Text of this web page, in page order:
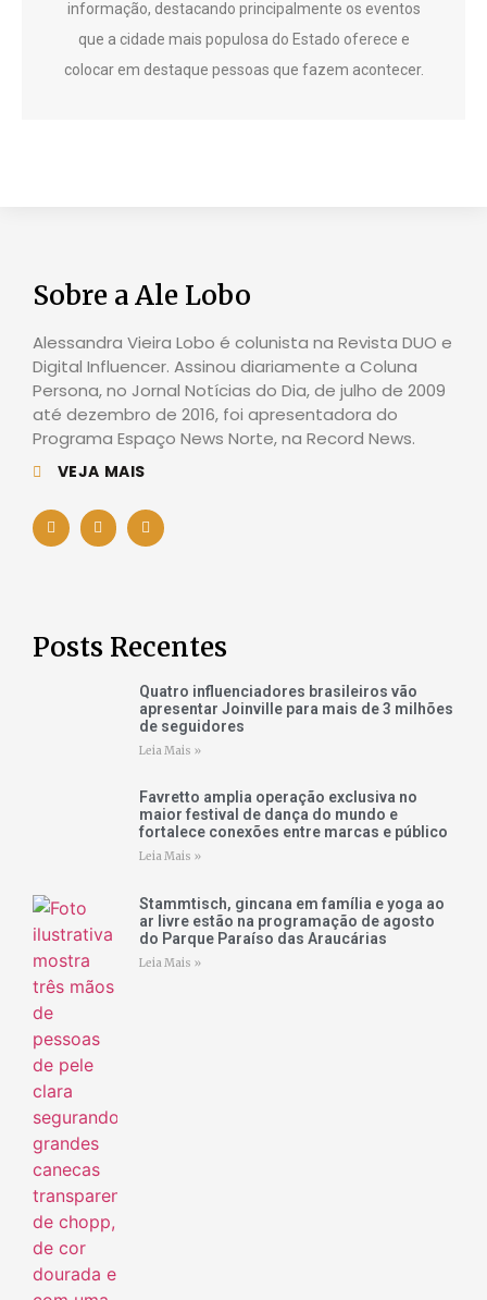
informação, destacando principalmente os eventos
que a cidade mais populosa do Estado oferece e
colocar em destaque pessoas que fazem acontecer.
Sobre a Ale Lobo
Alessandra Vieira Lobo é colunista na Revista DUO e
Digital Influencer. Assinou diariamente a Coluna
Persona, no Jornal Notícias do Dia, de julho de 2009
até dezembro de 2016, foi apresentadora do
Programa Espaço News Norte, na Record News.
VEJA MAIS
Posts Recentes
Quatro influenciadores brasileiros vão
apresentar Joinville para mais de 3 milhões
de seguidores
Leia Mais »
Favretto amplia operação exclusiva no
maior festival de dança do mundo e
fortalece conexões entre marcas e público
Leia Mais »
Stammtisch, gincana em família e yoga ao
ar livre estão na programação de agosto
do Parque Paraíso das Araucárias
Leia Mais »